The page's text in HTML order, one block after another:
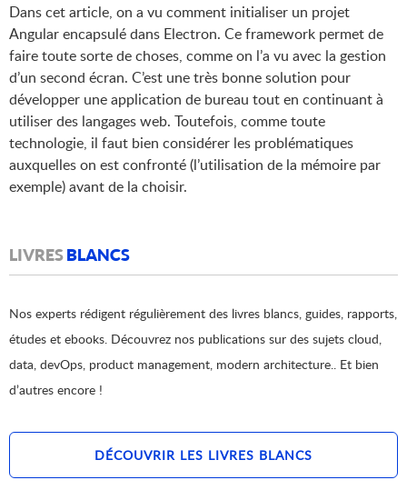
Dans cet article, on a vu comment initialiser un projet
Angular encapsulé dans Electron. Ce framework permet de
faire toute sorte de choses, comme on l’a vu avec la gestion
d’un second écran. C’est une très bonne solution pour
développer une application de bureau tout en continuant à
utiliser des langages web. Toutefois, comme toute
technologie, il faut bien considérer les problématiques
auxquelles on est confronté (l’utilisation de la mémoire par
exemple) avant de la choisir.
LIVRESBLANCS
Nos experts rédigent régulièrement des livres blancs, guides, rapports,
études et ebooks. Découvrez nos publications sur des sujets cloud,
data, devOps, product management, modern architecture.. Et bien
d’autres encore !
DÉCOUVRIR LES LIVRES BLANCS